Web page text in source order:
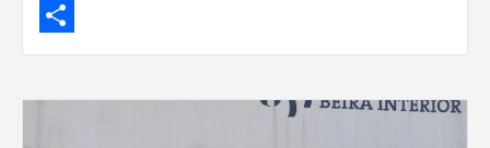
LinkedIn
Share